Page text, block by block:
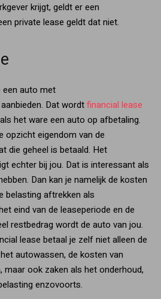
krijgt, geldt er een
private lease geldt dat niet.
een auto met
Dat wordtfinancial lease
het ware een auto op afbetaling.
opzicht eigendom van de
die geheel is betaald. Het
echter bij jou. Dat is interessant als
Dan kan je namelijk de kosten
belasting aftrekken als
eind van de leaseperiode en de
restbedrag wordt de auto van jou.
lease betaal je zelf niet alleen de
autowassen, de kosten van
maar ook zaken als het onderhoud,
enzovoorts.